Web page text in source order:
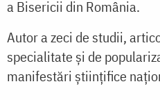
a Bisericii din România.
Autor a zeci de studii,
specialitate şi de
manifestări ştiinţifice